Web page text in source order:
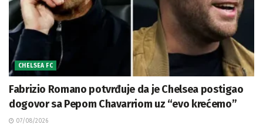
CHELSEA FC
Fabrizio Romano potvrđuje da je Chelsea postigao
dogovor sa Pepom Chavarriom uz “evo krećemo”
07/08/2026